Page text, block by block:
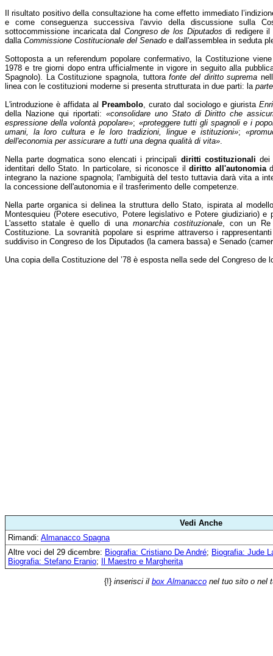
Il risultato positivo della consultazione ha come effetto immediato
e come conseguenza successiva l'avvio della discussione sulla
sottocommissione incaricata dal Congreso de los Diputados di redigere il
dalla Commissione Costitucionale del Senado e dall'assemblea in seduta
Sottoposta a un referendum popolare confermativo, la Costituzione
1978 e tre giorni dopo entra ufficialmente in vigore in seguito alla
Spagnolo). La Costituzione spagnola, tuttorafonte del diritto suprema
linea con le costituzioni moderne si presenta strutturata in due parti: la
L'introduzione è affidata al Preambolo, curato dal sociologo e giurista
della Nazione qui riportati: «consolidare uno Stato di Diritto che
espressione della volontà popolare»; «proteggere tutti gli spagnoli e i
umani, la loro cultura e le loro tradizioni, lingue e istituzioni»;
dell'economia per assicurare a tutti una degna qualità di vita».
Nella parte dogmatica sono elencati i principali diritti costituzionali dei
identitari dello Stato. In particolare, si riconosce ildiritto all'autonomia
integrano la nazione spagnola; l'ambiguità del testo tuttavia darà vita a
la concessione dell'autonomia e il trasferimento delle competenze.
Nella parte organica si delinea la struttura dello Stato, ispirata al
Montesquieu (Potere esecutivo, Potere legislativo e Potere giudiziario) e
L'assetto statale è quello di una monarchia costituzionale, con un Re
Costituzione. La sovranità popolare si esprime attraverso i
suddiviso in Congreso de los Diputados (la camera bassa) e Senado
Una copia della Costituzione del ’78 è esposta nella sede del Congreso de
Vedi Anche
Rimandi: Almanacco Spagna
Altre voci del 29 dicembre: Biografia: Cristiano De André; Biografia: Jude
Biografia: Stefano Eranio; Il Maestro e Margherita
{!} inserisci il box Almanacco nel tuo sito o nel